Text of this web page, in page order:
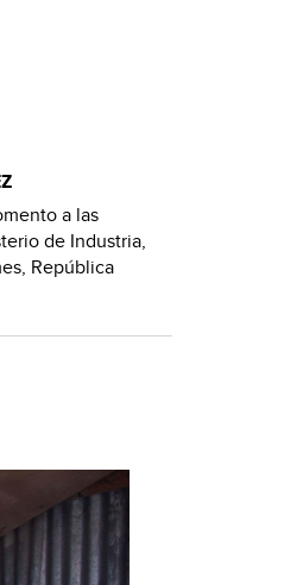
a las
de Industria,
República